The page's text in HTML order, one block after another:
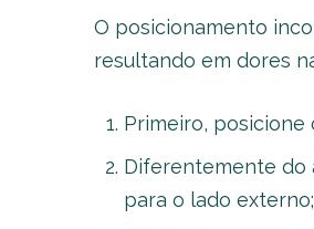
O posicionamento
resultando em dores
Primeiro,
Diferentemente do
para o lado externo;